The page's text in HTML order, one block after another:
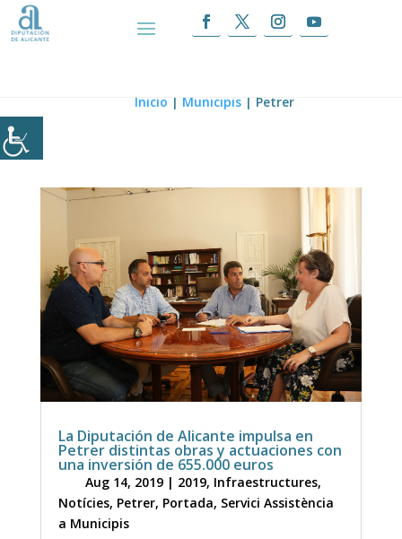
Inicio | Municipis| Petrer
La Diputación de Alicante impulsa en
Petrer distintas obras y actuaciones con
una inversión de 655.000 euros
Aug 14, 2019| 2019, Infraestructures,
Notícies, Petrer, Portada, Servici Assistència
a Municipis